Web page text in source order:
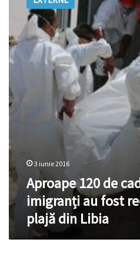
cadavre
unor
imigranți
au
fost
recuperate
de
pe
plajă
din
Libia
3 iunie 2016
Aproape 120 de
imigranți au fost
plajă din Libia